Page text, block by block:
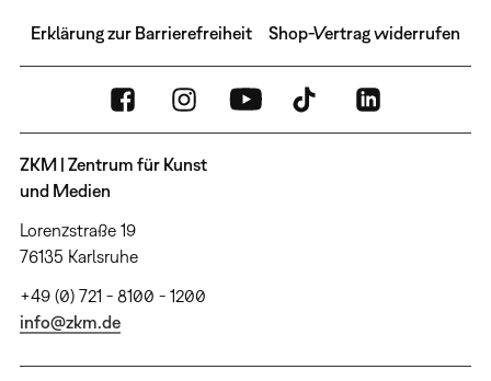
Erklärung zur Barrierefreiheit Shop-Vertrag widerrufen
ZKM | Zentrum für Kunst
und Medien
Lorenzstraße 19
76135 Karlsruhe
+49 (0) 721 - 8100 - 1200
info@zkm.de